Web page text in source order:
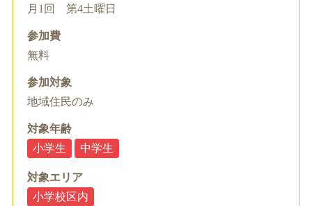
月1回 第4土曜日
参加費
無料
参加対象
地域住民のみ
対象年齢
小学生
中学生
対象エリア
小学校区内